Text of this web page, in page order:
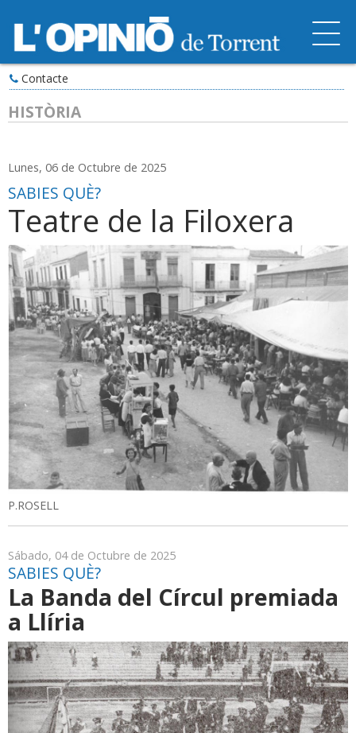
Contacte
HISTÒRIA
Lunes, 06 de Octubre de 2025
SABIES QUÈ?
Teatre de la Filoxera
P.ROSELL
Sábado, 04 de Octubre de 2025
SABIES QUÈ?
La Banda del Círcul premiada
a Llíria